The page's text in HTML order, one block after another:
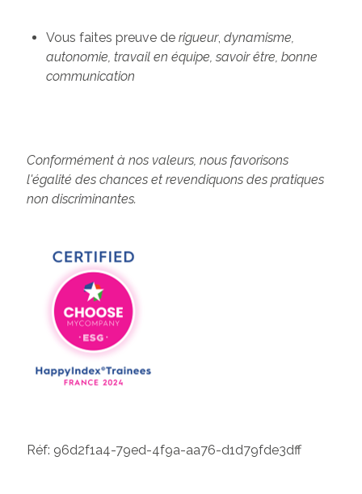
Vous faites preuve de rigueur, dynamisme,
autonomie, travail en équipe, savoir être, bonne
communication
Conformément à nos valeurs, nous favorisons
l'égalité des chances et revendiquons des pratiques
non discriminantes.
Réf: 96d2f1a4-79ed-4f9a-aa76-d1d79fde3dff